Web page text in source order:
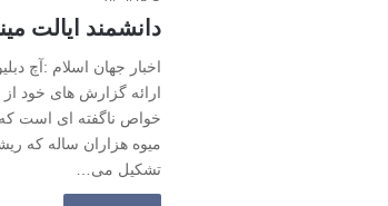
دانشمند ایالت
اخبار جهان اسلام :آچ
ارائه گزارش های خود
خواص ناگفته ای است که
میوه هزاران ساله که
تشکیل می…